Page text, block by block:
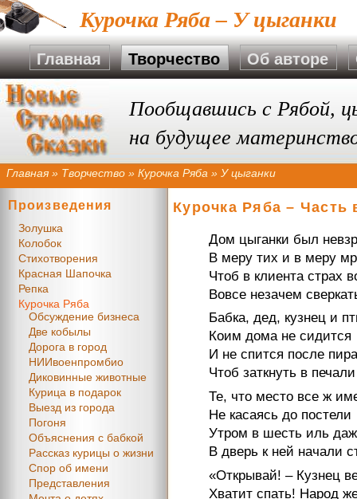
Курочка Ряба – У цыганки
Главная Творчество Об авторе
Пообщавшись с Рябой,
на будущее
Главная » Творчество » Курочка Ряба » У цыганки
Курочка Ряба – Часть
Дом цыганки был
В меру тих и в меру
Чтоб в клиента страх
Вовсе незачем
Бабка, дед, кузнец и
Коим дома не сидится
И не спится после
Чтоб заткнуть в
Те, что место все ж
Не касаясь до постели
Утром в шесть иль
В дверь к ней начали
«Открывай! – Кузнец
Хватит спать! Народ
Произведения
Золушка
Колобок
Стихотворения
Красная Шапочка
Репка
Курочка Ряба
Обсуждение бизнеса
Две кобылы
Дорога в город
НИИвоенпромбио
Диковинные животные
Курица в подарок
Выезд из города
Погоня
Объяснения с бабкой
Рассказ курицы о жизни
Спор об имени
Представления